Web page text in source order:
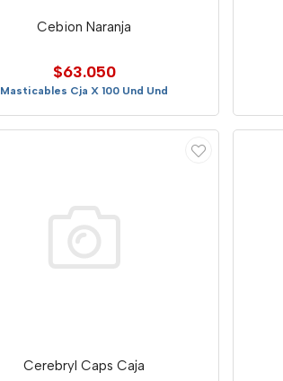
Cebion Naranja
$63.050
Masticables Cja X 100 Und Und
Cerebryl Caps Caja